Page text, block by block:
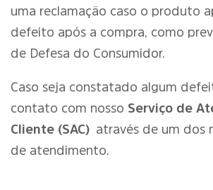
uma reclamação caso o produto
defeito após a compra, como
de Defesa do Consumidor.
Caso seja constatado algum
contato com nosso Serviço de
Cliente (SAC) através de um dos
de atendimento.